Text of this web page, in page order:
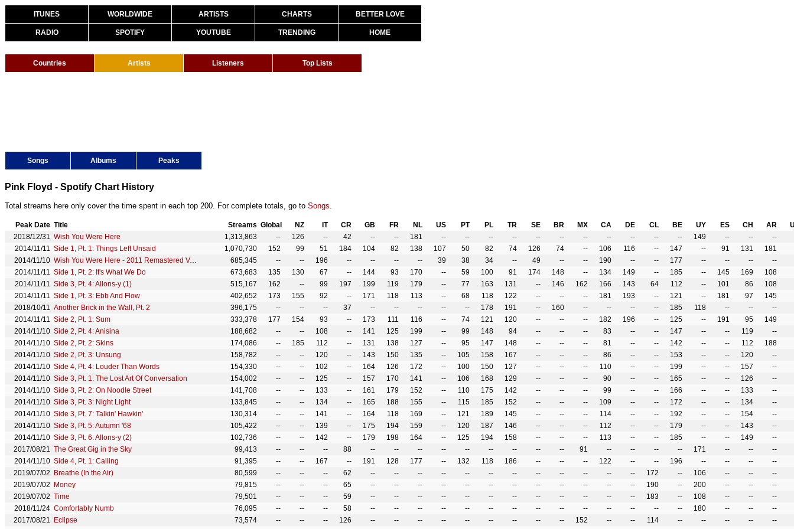
ITUNES WORLDWIDE ARTISTS CHARTS BETTER LOVE
RADIO SPOTIFY YOUTUBE TRENDING HOME
Countries Artists Listeners Top Lists
Songs Albums Peaks
Pink Floyd - Spotify Chart History
Total streams here only cover the time spent in each top 200. For complete totals, go to Songs.
Peak Date Title Streams Global NZ IT CR GB FR NL US PT PL TR SE BR MX CA DE CL BE UY ES CH AR
2018/12/31 Wish You Were Here 1,313,863 -- 126 -- 42 -- -- 181 -- -- -- -- -- -- -- -- -- -- -- 149 -- --
--
2014/11/11 Side 1, Pt. 1: Things Left Unsaid 1,070,730 152 99 51 184 104 82 138 107 50 82 74 126 74 -- 106 116 -- 147 -- 91 131
181
2014/11/10
Wish You Were Here - 2011 Remastered Version 685,345 -- -- 196 -- -- -- -- 39 38 34 -- 49 -- -- 190 -- -- 177 -- -- --
--
2014/11/11 Side 1, Pt. 2: It's What We Do 673,683 135 130 67 -- 144 93 170 -- 59 100 91 174 148 -- 134 149 -- 185 -- 145 169
108
2014/11/11 Side 3, Pt. 4: Allons-y (1) 515,167 162 -- 99 197 199 119 179 -- 77 163 131 -- 146 162 166 143 64 112 -- 101 86
108
2014/11/11 Side 1, Pt. 3: Ebb And Flow 402,652 173 155 92 -- 171 118 113 -- 68 118 122 -- -- -- 181 193 -- 121 -- 181 97
145
2018/10/11 Another Brick in the Wall, Pt. 2 396,175 -- -- -- 37 -- -- -- -- -- 178 191 -- 160 -- -- -- -- 185 118 -- --
--
2014/11/11 Side 2, Pt. 1: Sum 333,378 177 154 93 -- 173 111 116 -- 74 121 120 -- -- -- 182 196 -- 125 -- 191 95
149
2014/11/10 Side 2, Pt. 4: Anisina 188,682 -- -- 108 -- 141 125 199 -- 99 148 94 -- -- -- 83 -- -- 147 -- -- 119
--
2014/11/10 Side 2, Pt. 2: Skins 174,086 -- 185 112 -- 131 138 127 -- 95 147 148 -- -- -- 81 -- -- 142 -- -- 112
188
2014/11/10 Side 2, Pt. 3: Unsung 158,782 -- -- 120 -- 143 150 135 -- 105 158 167 -- -- -- 86 -- -- 153 -- -- 120
--
2014/11/10 Side 4, Pt. 4: Louder Than Words 154,330 -- -- 102 -- 164 126 172 -- 100 150 127 -- -- -- 110 -- -- 199 -- -- 157
--
2014/11/10 Side 3, Pt. 1: The Lost Art Of Conversation 154,002 -- -- 125 -- 157 170 141 -- 106 168 129 -- -- -- 90 -- -- 165 -- -- 126
--
2014/11/10 Side 3, Pt. 2: On Noodle Street 141,708 -- -- 133 -- 161 179 152 -- 110 175 142 -- -- -- 99 -- -- 166 -- -- 133
--
2014/11/10 Side 3, Pt. 3: Night Light 133,845 -- -- 134 -- 165 188 155 -- 115 185 152 -- -- -- 109 -- -- 172 -- -- 134
--
2014/11/10 Side 3, Pt. 7: Talkin' Hawkin' 130,314 -- -- 141 -- 164 118 169 -- 121 189 145 -- -- -- 114 -- -- 192 -- -- 154
--
2014/11/10 Side 3, Pt. 5: Autumn '68 105,422 -- -- 139 -- 175 194 159 -- 120 187 146 -- -- -- 112 -- -- 179 -- -- 143
--
2014/11/10 Side 3, Pt. 6: Allons-y (2) 102,736 -- -- 142 -- 179 198 164 -- 125 194 158 -- -- -- 113 -- -- 185 -- -- 149
--
2017/08/21 The Great Gig in the Sky 99,413 -- -- -- 88 -- -- -- -- -- -- -- -- -- 91 -- -- -- -- 171 -- --
--
2014/11/10 Side 4, Pt. 1: Calling 91,395 -- -- 167 -- 191 128 177 -- 132 118 186 -- -- -- 122 -- -- 196 -- -- --
--
2019/07/02
Breathe (In the Air) 80,599 -- -- -- 62 -- -- -- -- -- -- -- -- -- -- -- -- 172 -- 106 -- --
--
2019/07/02
Money 79,815 -- -- -- 65 -- -- -- -- -- -- -- -- -- -- -- -- 190 -- 200 -- --
--
2019/07/02 Time 79,501 -- -- -- 59 -- -- -- -- -- -- -- -- -- -- -- -- 183 -- 108 -- --
--
2018/11/24 Comfortably Numb 76,095 -- -- -- 58 -- -- -- -- -- -- -- -- -- -- -- -- -- -- 180 -- --
--
2017/08/21
Eclipse 73,574 -- -- -- 126 -- -- -- -- -- -- -- -- -- 152 -- -- 114 -- -- -- --
--